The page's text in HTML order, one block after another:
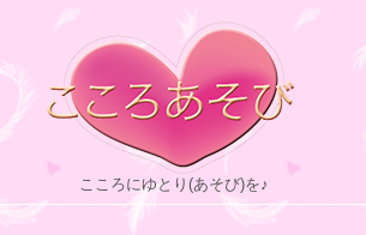
こころにゆとり(あそび)を♪